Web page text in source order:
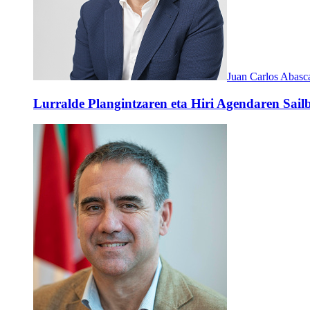
Juan Carlos
Lurralde Plangintzaren eta Hiri Agendaren